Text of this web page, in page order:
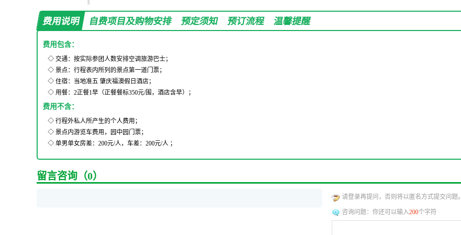
费用说明 自费项目及购物安排 预定须知 预订流程 温馨提醒
费用包含：
◇ 交通：按实际参团人数安排空调旅游巴士；
◇ 景点：行程表内所列的景点第一道门票；
◇ 住宿：当地准五 肇庆福澳假日酒店；
◇ 用餐：2正餐1早（正餐餐标350元/围，酒店含早）；
费用不含：
◇ 行程外私人所产生的个人费用；
◇ 景点内游览车费用，园中园门票；
◇ 单男单女房差：200元/人，车差：200元/人 ；
留言咨询（0）
请登录再提问，否则将以匿名方式提交问题。
咨询问题： 你还可以输入200个字符